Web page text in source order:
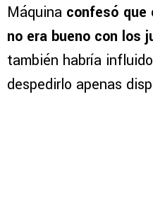
Máquina confesó
no era bueno con los
también habría
despedirlo apenas